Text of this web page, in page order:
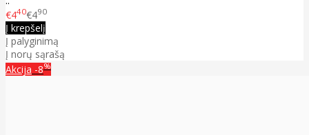
€440€490
Į krepšelį
Į palyginimą
Į norų sąrašą
Akcija -8%